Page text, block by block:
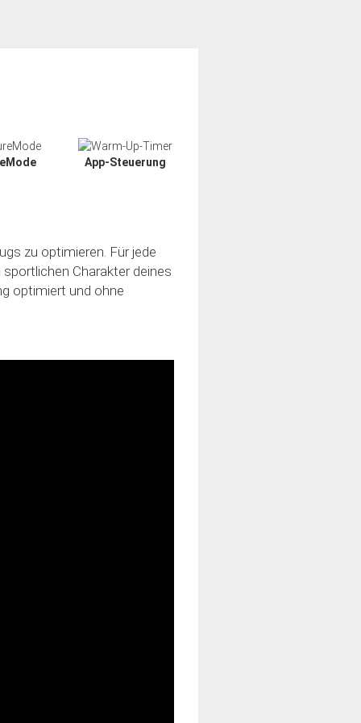
App-Steuerung
zu optimieren. Für jede
Charakter deines
optimiert und ohne